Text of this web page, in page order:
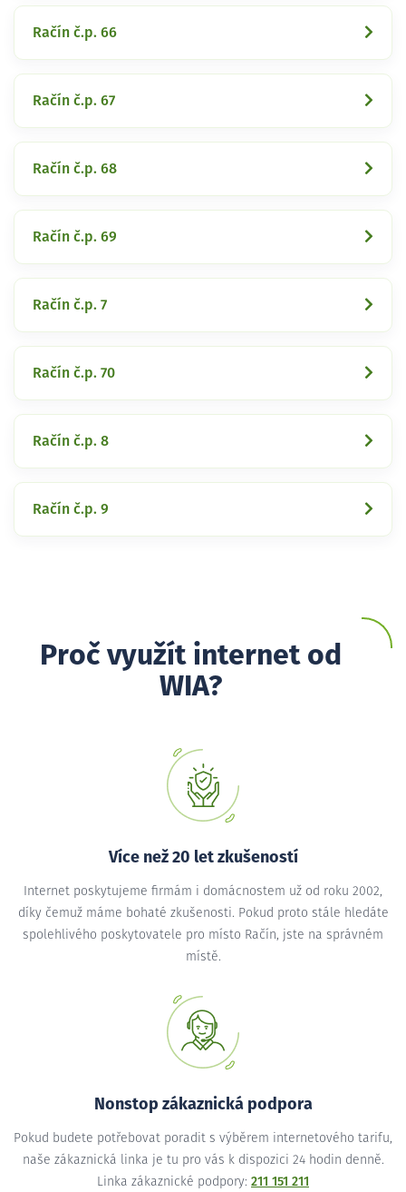
Račín č.p. 66
Račín č.p. 67
Račín č.p. 68
Račín č.p. 69
Račín č.p. 7
Račín č.p. 70
Račín č.p. 8
Račín č.p. 9
Proč využít internet od
WIA?
Více než 20 let zkušeností
Internet poskytujeme firmám i domácnostem už od roku 2002,
díky čemuž máme bohaté zkušenosti. Pokud proto stále hledáte
spolehlivého poskytovatele pro místo Račín, jste na správném
místě.
Nonstop zákaznická podpora
Pokud budete potřebovat poradit s výběrem internetového tarifu,
naše zákaznická linka je tu pro vás k dispozici 24 hodin denně.
Linka zákaznické podpory: 211 151 211